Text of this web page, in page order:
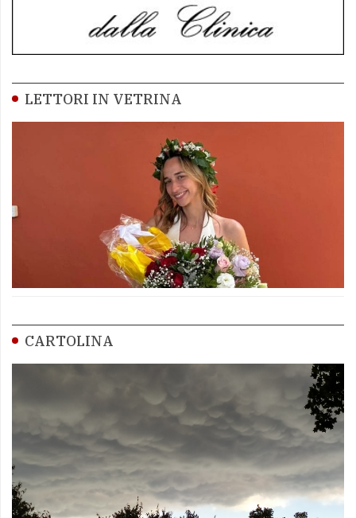
LETTORI IN VETRINA
CARTOLINA